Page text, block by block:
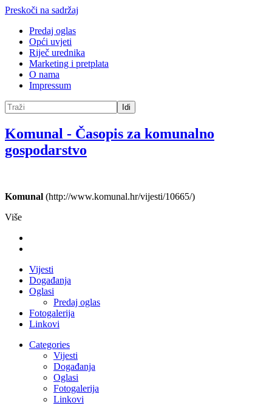
Preskoči na sadržaj
Predaj oglas
Opći uvjeti
Riječ urednika
Marketing i pretplata
O nama
Impressum
Idi
Komunal - Časopis za komunalno
gospodarstvo
Komunal (http://www.komunal.hr/vijesti/10665/)
Više
Vijesti
Događanja
Oglasi
Predaj oglas
Fotogalerija
Linkovi
Categories
Vijesti
Događanja
Oglasi
Fotogalerija
Linkovi